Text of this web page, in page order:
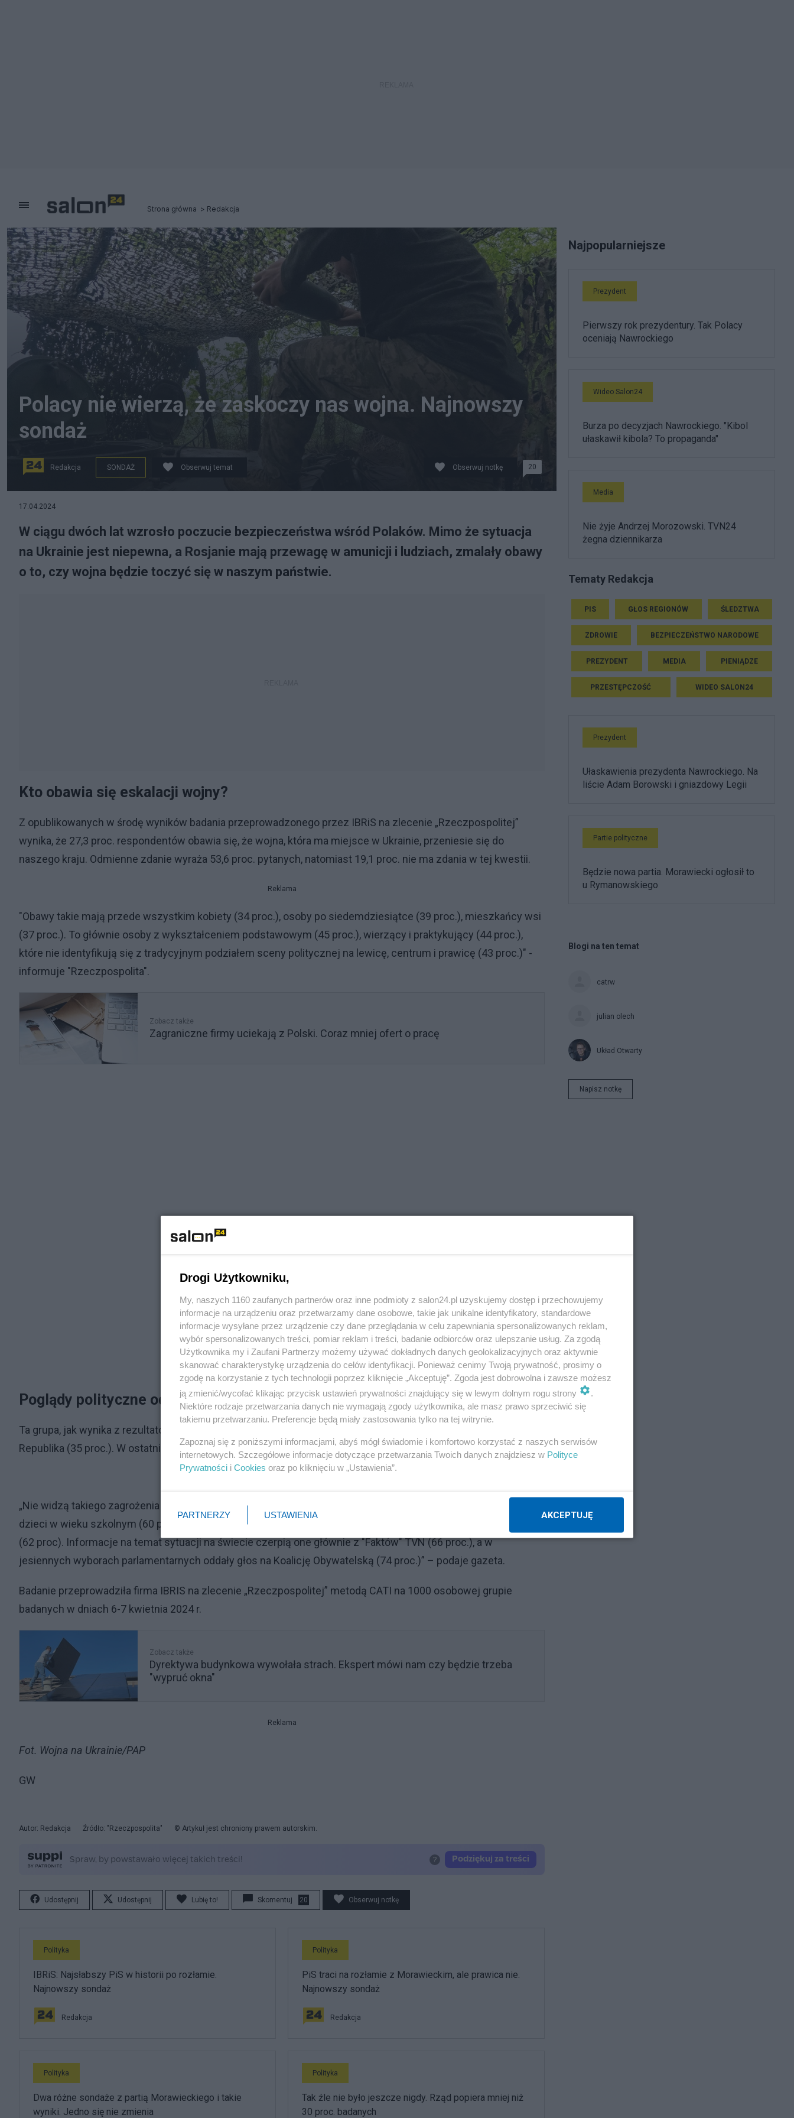
Strona główna Redakcja
Polacy nie wierzą, że zaskoczy nas wojna. Najnowszy
sondaż
Redakcja SONDAŻ Obserwuj temat Obserwuj notkę 20
17.04.2024
W ciągu dwóch lat wzrosło poczucie bezpieczeństwa wśród Polaków. Mimo że sytuacja
na Ukrainie jest niepewna, a Rosjanie mają przewagę w amunicji i ludziach, zmalały obawy
o to, czy wojna będzie toczyć się w naszym państwie.
Kto obawia się eskalacji wojny?
Z opublikowanych w środę wyników badania przeprowadzonego przez IBRiS na zlecenie „Rzeczpospolitej”
wynika, że 27,3 proc. respondentów obawia się, że wojna, która ma miejsce w Ukrainie, przeniesie się do
naszego kraju. Odmienne zdanie wyraża 53,6 proc. pytanych, natomiast 19,1 proc. nie ma zdania w tej kwestii.
Reklama
"Obawy takie mają przede wszystkim kobiety (34 proc.), osoby po siedemdziesiątce (39 proc.), mieszkańcy wsi
(37 proc.). To głównie osoby z wykształceniem podstawowym (45 proc.), wierzący i praktykujący (44 proc.),
które nie identyfikują się z tradycyjnym podziałem sceny politycznej na lewicę, centrum i prawicę (43 proc.)" -
informuje "Rzeczpospolita".
Zobacz także
Zagraniczne firmy uciekają z Polski. Coraz mniej ofert o pracę
Poglądy polityczne oddziałują na poczucie zagrożenia
Ta grupa, jak wynika z rezultatów sondażu, informacje o sytuacji na świecie czerpie między innymi z Telewizji
Republika (35 proc.). W ostatnich wyborach parlamentarnych głosowały przeważnie na PiS (35 proc.).
„Nie widzą takiego zagrożenia przeważnie mężczyźni (72 proc.), mieszkańcy średnich miast (64 proc.), z dwójką
dzieci w wieku szkolnym (60 proc.), osoby z wykształceniem średnim (61 proc.), deklarujący poglądy lewicowe
(62 proc). Informacje na temat sytuacji na świecie czerpią one głównie z "Faktów" TVN (66 proc.), a w
jesiennych wyborach parlamentarnych oddały głos na Koalicję Obywatelską (74 proc.)” – podaje gazeta.
Badanie przeprowadziła firma IBRIS na zlecenie „Rzeczpospolitej” metodą CATI na 1000 osobowej grupie
badanych w dniach 6-7 kwietnia 2024 r.
Zobacz także
Dyrektywa budynkowa wywołała strach. Ekspert mówi nam czy będzie trzeba
"wypruć okna"
Reklama
Fot. Wojna na Ukrainie/PAP
GW
Autor: Redakcja Źródło: "Rzeczpospolita" © Artykuł jest chroniony prawem autorskim.
Udostępnij Udostępnij Lubię to! Skomentuj 20 Obserwuj notkę
Polityka
IBRiS: Najsłabszy PiS w historii po rozłamie.
Najnowszy sondaż
Redakcja
Polityka
PiS traci na rozłamie z Morawieckim, ale prawica nie.
Najnowszy sondaż
Redakcja
Polityka
Dwa różne sondaże z partią Morawieckiego i takie
wyniki. Jedno się nie zmienia
Polityka
Tak źle nie było jeszcze nigdy. Rząd popiera mniej niż
30 proc. badanych
Najpopularniejsze
Prezydent
Pierwszy rok prezydentury. Tak Polacy
oceniają Nawrockiego
Wideo Salon24
Burza po decyzjach Nawrockiego. "Kibol
ułaskawił kibola? To propaganda"
Media
Nie żyje Andrzej Morozowski. TVN24
żegna dziennikarza
Tematy Redakcja
PIS GŁOS REGIONÓW ŚLEDZTWA
ZDROWIE BEZPIECZEŃSTWO NARODOWE
PREZYDENT MEDIA PIENIĄDZE
PRZESTĘPCZOŚĆ WIDEO SALON24
Prezydent
Ułaskawienia prezydenta Nawrockiego. Na
liście Adam Borowski i gniazdowy Legii
Partie polityczne
Będzie nowa partia. Morawiecki ogłosił to
u Rymanowskiego
Blogi na ten temat
catrw
julian olech
Układ Otwarty
Napisz notkę
Drogi Użytkowniku,
My, naszych 1160 zaufanych partnerów oraz inne podmioty z salon24.pl uzyskujemy dostęp i przechowujemy
informacje na urządzeniu oraz przetwarzamy dane osobowe, takie jak unikalne identyfikatory, standardowe
informacje wysyłane przez urządzenie czy dane przeglądania w celu zapewniania spersonalizowanych reklam,
wybór spersonalizowanych treści, pomiar reklam i treści, badanie odbiorców oraz ulepszanie usług. Za zgodą
Użytkownika my i Zaufani Partnerzy możemy używać dokładnych danych geolokalizacyjnych oraz aktywnie
skanować charakterystykę urządzenia do celów identyfikacji. Ponieważ cenimy Twoją prywatność, prosimy o
zgodę na korzystanie z tych technologii poprzez kliknięcie „Akceptuję”. Zgoda jest dobrowolna i zawsze możesz
ją zmienić/wycofać klikając przycisk ustawień prywatności znajdujący się w lewym dolnym rogu strony
.
Niektóre rodzaje przetwarzania danych nie wymagają zgody użytkownika, ale masz prawo sprzeciwić się
takiemu przetwarzaniu. Preferencje będą miały zastosowania tylko na tej witrynie.
Zapoznaj się z poniższymi informacjami, abyś mógł świadomie i komfortowo korzystać z naszych serwisów
internetowych. Szczegółowe informacje dotyczące przetwarzania Twoich danych znajdziesz w Polityce
Prywatności i Cookies oraz po kliknięciu w „Ustawienia”.
PARTNERZY USTAWIENIA AKCEPTUJĘ